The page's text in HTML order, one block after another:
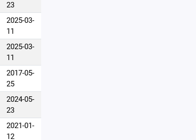
23
2025-03-
11
2025-03-
11
2017-05-
25
2024-05-
23
2021-01-
12